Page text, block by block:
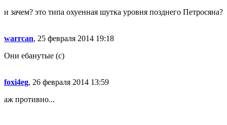
и зачем? это типа охуенная шутка уровня позднего Петросяна?
warrcan, 25 февраля 2014 19:18
Они ебанутые (с)
foxi4eg, 26 февраля 2014 13:59
аж противно...